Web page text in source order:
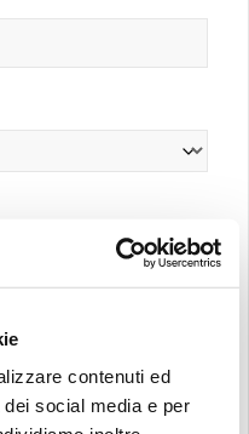
contenuti ed
social media e per